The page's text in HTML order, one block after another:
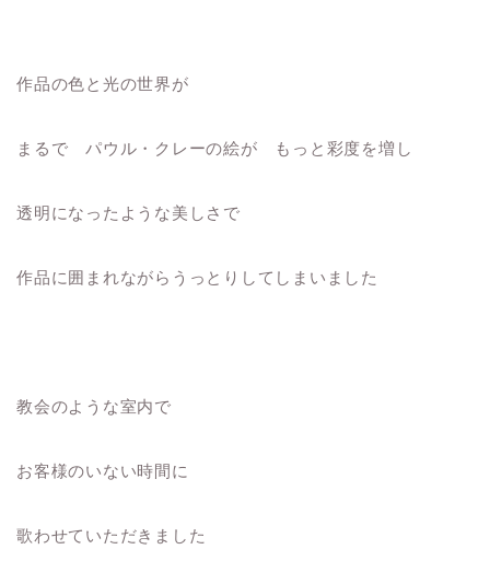
作品の色と光の世界が
まるで パウル・クレーの絵が もっと彩度を増し
透明になったような美しさで
作品に囲まれながらうっとりしてしまいました
教会のような室内で
お客様のいない時間に
歌わせていただきました